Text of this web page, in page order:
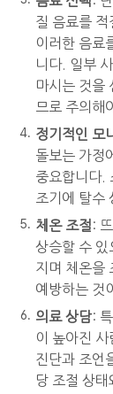
질 음료를
이러한 음료
니다. 일부
마시는 것을
므로 주의해
정기적인 모
돌보는 가정
중요합니다.
조기에 탈수
체온 조절:
상승할 수 있
지며 체온을
예방하는 것
의료 상담:
이 높아진
진단과 조언
당 조절 상